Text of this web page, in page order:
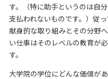
す。（特に助手というのは自
支払われないものです。）従
献身的な取り組みとその分野
い仕事はそのレベルの教育が
す。
大学院の学位にどんな価値が